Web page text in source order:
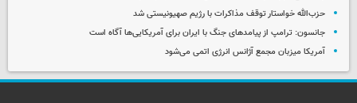
حزب‌الله خواستار توقف مذاکرات با رژیم صهیونیستی شد
جانسون: ترامپ از پیامدهای جنگ با ایران برای آمریکایی‌ها آگاه است
آمریکا میزبان مجمع آژانس انرژی اتمی می‌شود